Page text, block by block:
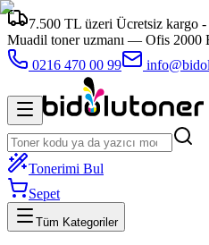
7.500 TL üzeri Ücretsiz kargo -
Muadil toner uzmanı — Ofis 2000
0216 470 00 99
Tonerimi Bul
Sepet
Tüm Kategoriler